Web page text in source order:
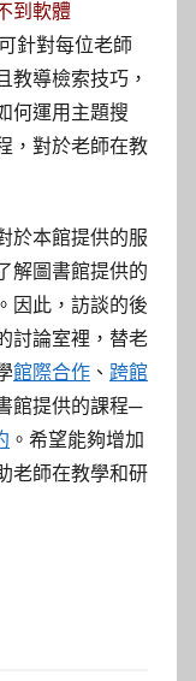
到軟體
針對每位老師
教導檢索技巧，
何運用主題搜
，對於老師在教
於本館提供的服
解圖書館提供的
因此，訪談的後
討論室裡，替老
館際合作 、 跨館
館提供的課程─
。希望能夠增加
老師在教學和研